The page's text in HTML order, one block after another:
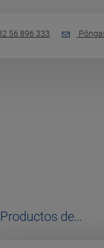
56 896 333
Productos de